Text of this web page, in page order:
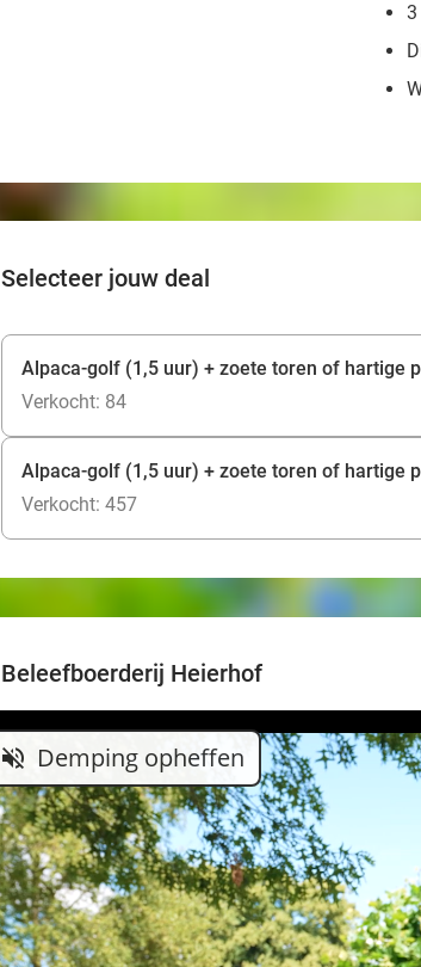
3
Selecteer jouw deal
Alpaca-golf (1,5 uur) + zoete toren of hartige
Verkocht: 84
Alpaca-golf (1,5 uur) + zoete toren of hartige
Verkocht: 457
Beleefboerderij Heierhof
volume_off Demping opheffen